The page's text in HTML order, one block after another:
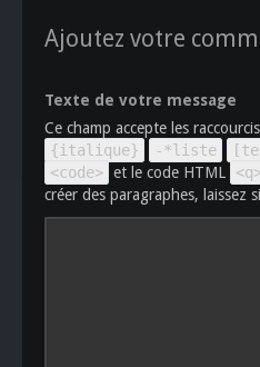
Ajoutez votre
Texte de votre message
Ce champ accepte les
{italique}
-*liste
<code> et le code HTML
créer des paragraphes, laissez